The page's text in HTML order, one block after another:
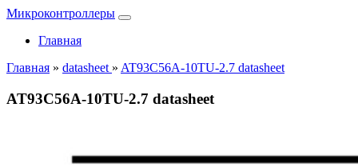
Микроконтроллеры
Главная
Главная » datasheet » AT93C56A-10TU-2.7 datasheet
AT93C56A-10TU-2.7 datasheet